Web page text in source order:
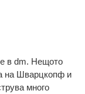
в dm. Нещото
на Шварцкопф и
много